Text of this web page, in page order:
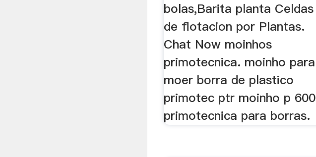
bolas,Barita planta Celdas
de flotacion por Plantas.
Chat Now moinhos
primotecnica. moinho para
moer borra de plastico
primotec ptr moinho p 600
primotecnica para borras.